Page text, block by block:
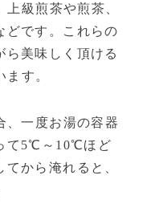
上級煎茶や煎茶、
どです。これらの
ら美味しく頂ける
す。
一度お湯の容器
て5℃～10℃ほど
から淹れると、